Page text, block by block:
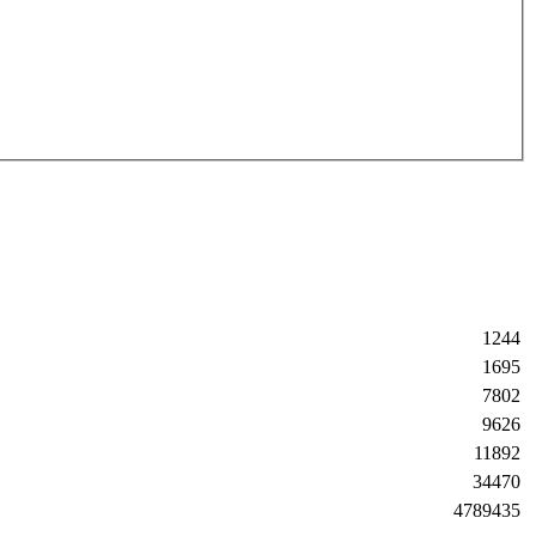
1244
1695
7802
9626
11892
34470
4789435